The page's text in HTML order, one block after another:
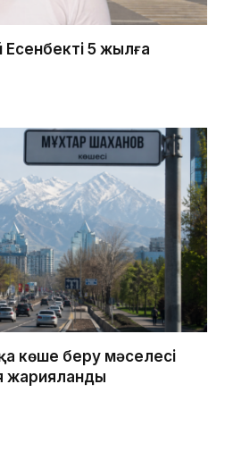
5 жылға
көше беру мәселесі
жарияланды